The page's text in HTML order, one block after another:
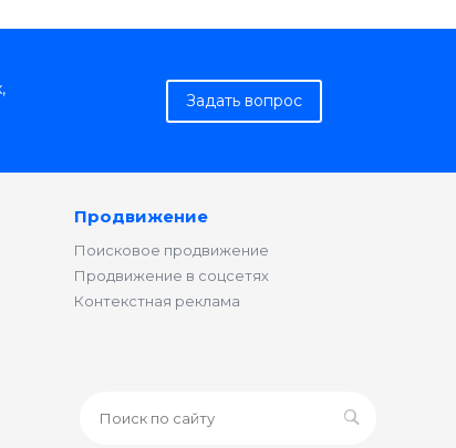
Задать вопрос
Продвижение
Поисковое продвижение
Продвижение в соцсетях
Контекстная реклама